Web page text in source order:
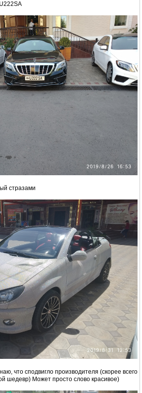
стразами
что сподвигло производителя (скорее всего
шедевр) Может просто слово красивое)